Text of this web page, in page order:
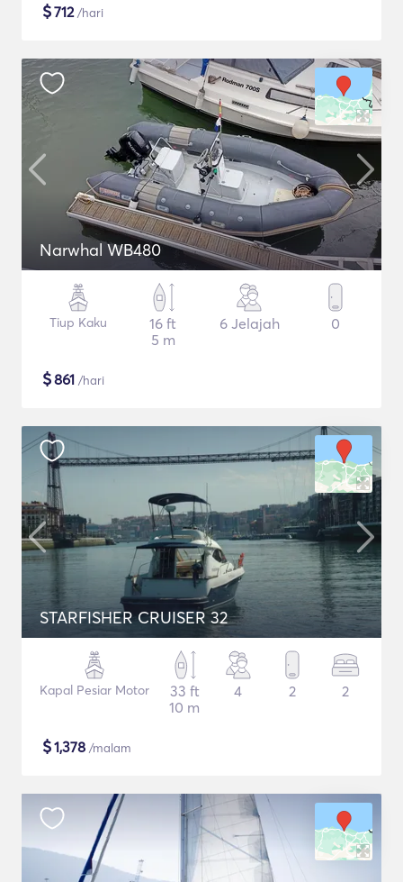
$712/hari
Narwhal WB480
Tiup Kaku
16 ft
5 m
6 Jelajah 0
$861 /hari
STARFISHER CRUISER 32
Kapal Pesiar Motor
33 ft
10 m
4 2 2
$1,378 /malam